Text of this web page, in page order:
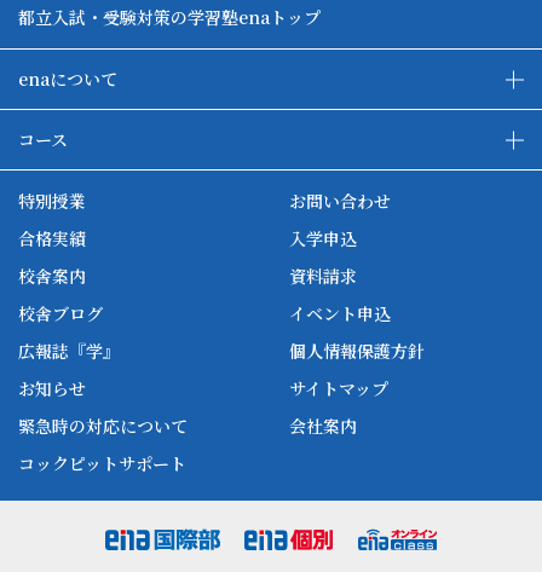
都立入試・受験対策の学習塾enaトップ
enaについて
ena本部について
ena国立タワー竣工
ena-base
新開校
コース
特別授業
合格実績
校舎案内
校舎ブログ
広報誌『学』
お知らせ
緊急時の対応について
コックピットサポート
お問い合わせ
入学申込
資料請求
イベント申込
個人情報保護方針
サイトマップ
会社案内